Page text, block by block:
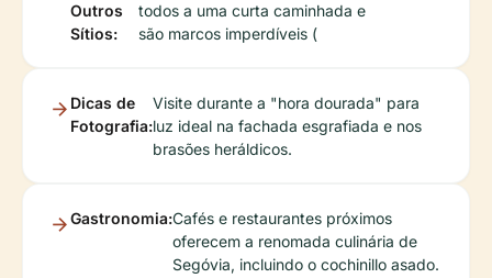
Outros
Sítios:
todos a uma curta caminhada e
são marcos imperdíveis (
Dicas de
Fotografia:
Visite durante a "hora dourada" para
luz ideal na fachada esgrafiada e nos
brasões heráldicos.
Gastronomia:Cafés e restaurantes próximos
oferecem a renomada culinária de
Segóvia, incluindo o cochinillo asado.